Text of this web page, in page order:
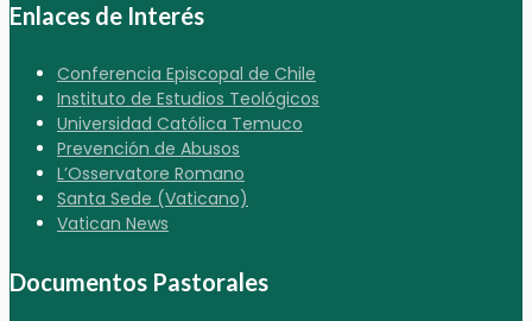
Enlaces de Interés
Conferencia Episcopal de Chile
Instituto de Estudios Teológicos
Universidad Católica Temuco
Prevención de Abusos
L’Osservatore Romano
Santa Sede (Vaticano)
Vatican News
Documentos Pastorales